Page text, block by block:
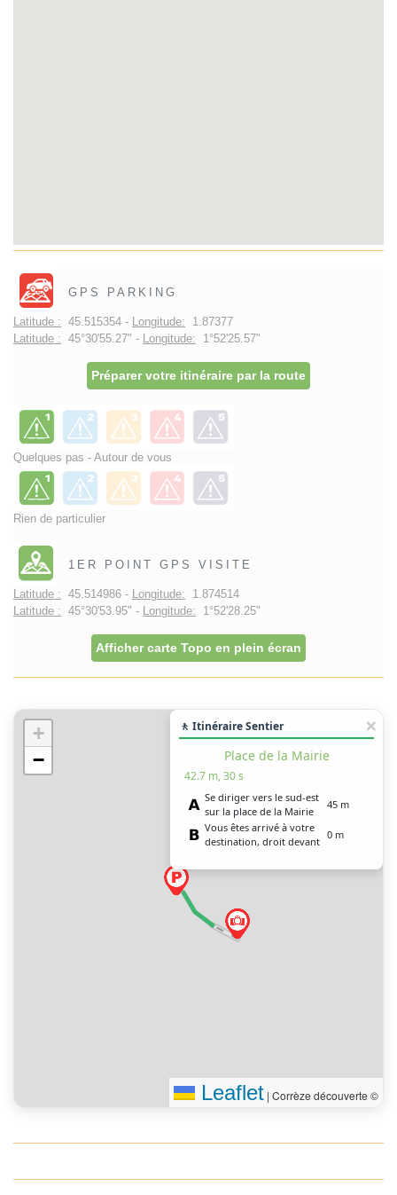
GPS PARKING
Latitude : 45.515354 - Longitude: 1.87377
Latitude : 45°30'55.27" - Longitude: 1°52'25.57"
Préparer votre itinéraire par la route
Quelques pas - Autour de vous
Rien de particulier
1ER POINT GPS VISITE
Latitude : 45.514986 - Longitude: 1.874514
Latitude : 45°30'53.95" - Longitude: 1°52'28.25"
Afficher carte Topo en plein écran
+
−
🚶 Itinéraire Sentier
Place de la Mairie
42.7 m, 30 s
Se diriger vers le sud-est
sur la place de la Mairie
45 m
Vous êtes arrivé à votre
destination, droit devant
0 m
Leaflet | Corrèze découverte ©